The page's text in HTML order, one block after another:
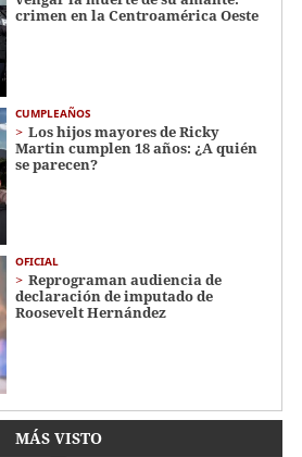
crimen en la Centroamérica Oeste
CUMPLEAÑOS
Los hijos mayores de Ricky
Martin cumplen 18 años: ¿A quién
se parecen?
OFICIAL
Reprograman audiencia de
declaración de imputado de
Roosevelt Hernández
MÁS VISTO